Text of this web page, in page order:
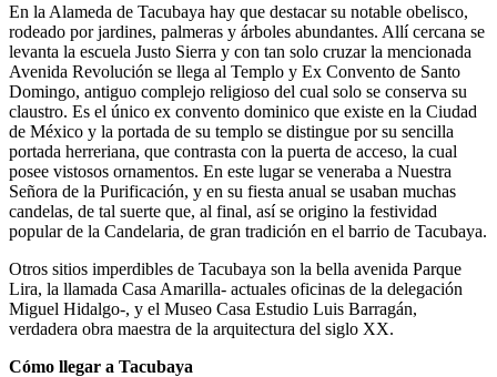
En la Alameda de Tacubaya hay que destacar su notable obelisco,
rodeado por jardines, palmeras y árboles abundantes. Allí cercana se
levanta la escuela Justo Sierra y con tan solo cruzar la mencionada
Avenida Revolución se llega al Templo y Ex Convento de Santo
Domingo, antiguo complejo religioso del cual solo se conserva su
claustro. Es el único ex convento dominico que existe en la Ciudad
de México y la portada de su templo se distingue por su sencilla
portada herreriana, que contrasta con la puerta de acceso, la cual
posee vistosos ornamentos. En este lugar se veneraba a Nuestra
Señora de la Purificación, y en su fiesta anual se usaban muchas
candelas, de tal suerte que, al final, así se origino la festividad
popular de la Candelaria, de gran tradición en el barrio de Tacubaya.
Otros sitios imperdibles de Tacubaya son la bella avenida Parque
Lira, la llamada Casa Amarilla- actuales oficinas de la delegación
Miguel Hidalgo-, y el Museo Casa Estudio Luis Barragán,
verdadera obra maestra de la arquitectura del siglo XX.
Cómo llegar a Tacubaya